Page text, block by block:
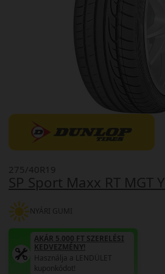
SP Sport Maxx RT MGT Y
275/40R19
NYÁRI GUMI
AKÁR 5.000 FT SZERELÉSI
KEDVEZMÉNY!
Használja a LENDÜLET
kuponkódot!